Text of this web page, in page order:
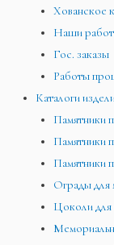
Хованское
Наши
Гос. заказы
Работы
Каталоги
Памятники
Памятники
Памятники
Ограды для
Цоколи для